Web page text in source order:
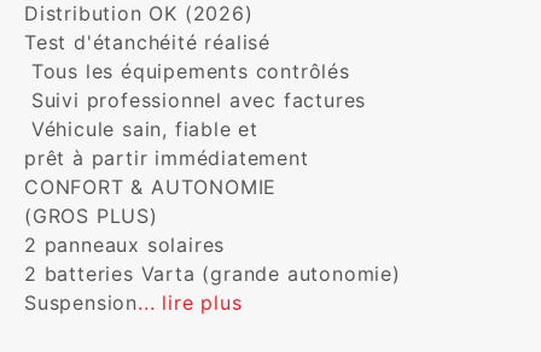
Distribution OK (2026)
Test d'étanchéité réalisé
prêt à partir immédiatement
CONFORT & AUTONOMIE
(GROS PLUS)
2 panneaux solaires
2 batteries Varta (grande autonomie)
Suspension... lire plus